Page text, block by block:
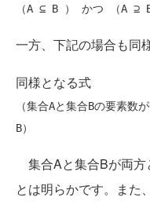
一方、下記の場合も同
同様となる式
（集合Aと集合Bの要素
集合Aと集合Bが両方
とは明らかです。また